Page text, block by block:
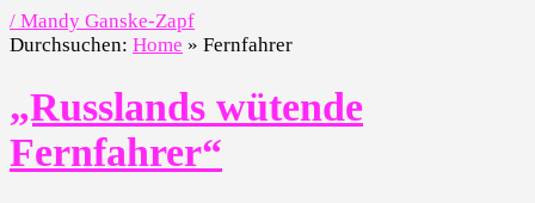
/ Mandy Ganske-Zapf
Durchsuchen: Home » Fernfahrer
„Russlands wütende
Fernfahrer“